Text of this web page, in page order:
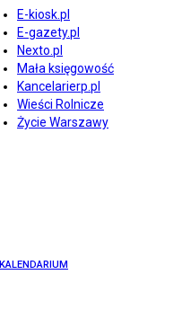
E-kiosk.pl
E-gazety.pl
Nexto.pl
Mała księgowość
Kancelarierp.pl
Wieści Rolnicze
Życie Warszawy
KALENDARIUM